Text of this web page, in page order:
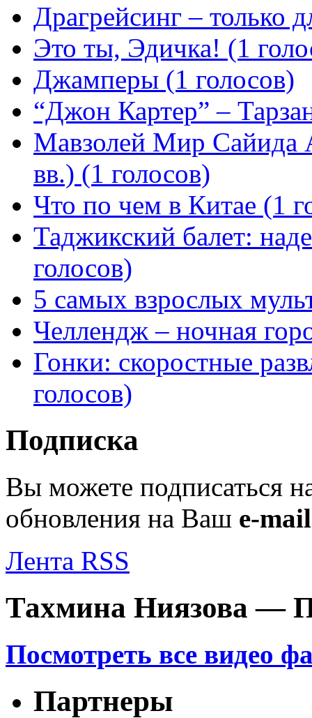
Драгрейсинг – только
Это ты, Эдичка! (1
Джамперы (1 голосов)
“Джон Картер” –
Мавзолей Мир
вв.) (1 голосов)
Что по чем в Китае (1
Таджикский балет:
голосов)
5 самых взрослых
Челлендж – ночная
Гонки: скоростные
голосов)
Подписка
Вы можете подписаться
обновления на Ваш e-mail
Лента RSS
Тахмина Ниязова —
Посмотреть все видео
Партнеры